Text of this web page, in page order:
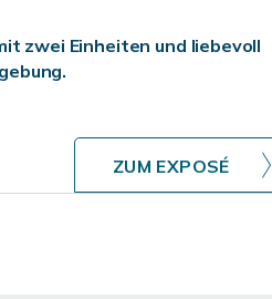
zwei Einheiten und liebevoll
ZUM EXPOSÉ